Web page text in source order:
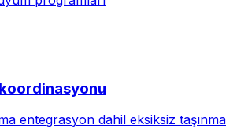
entegrasyon dahil eksiksiz taşınma